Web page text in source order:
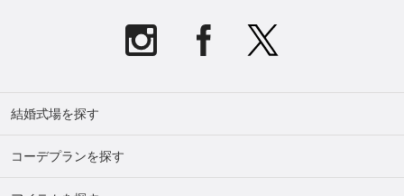
結婚式場を探す
コーデプランを探す